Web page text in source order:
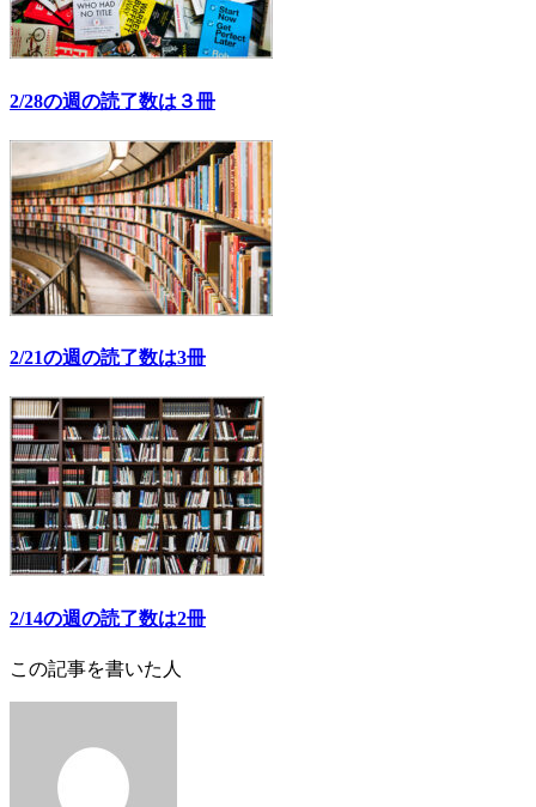
2/28の週の読了数は３冊
2/21の週の読了数は3冊
2/14の週の読了数は2冊
この記事を書いた人